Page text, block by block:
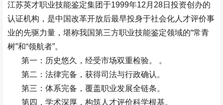
江苏英才职业技能鉴定集团于1999年12 月 28日投资创办的
认证机构，是中国改革开放后最早投身于社会化人才评价事
业的先驱力量，堪称我国第三方职业技能鉴定领域的“常青
树”和“领航者”。
第一：历史悠久，经受市场双重检验。
。
第二：法律完备，获得司法与行政确认。
第三：体系完备，覆盖职业发展全链条。
第四，学术深厚，构筑人才评价科学根基。